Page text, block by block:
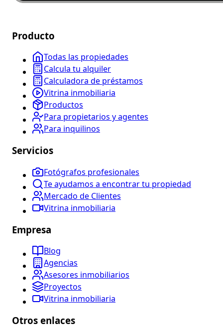
Producto
Todas las propiedades
Calcula tu alquiler
Calculadora de préstamos
Vitrina inmobiliaria
Productos
Para propietarios y agentes
Para inquilinos
Servicios
Fotógrafos profesionales
Te ayudamos a encontrar tu propiedad
Mercado de Clientes
Vitrina inmobiliaria
Empresa
Blog
Agencias
Asesores inmobiliarios
Proyectos
Vitrina inmobiliaria
Otros enlaces